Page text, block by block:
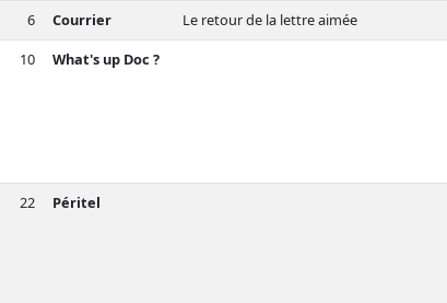
6
Courrier
Le retour de la lettre aimée
10
What's up Doc ?
22
Péritel